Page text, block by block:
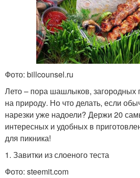
Фото: billcounsel.ru
Лето – пора шашлыков, загородных
на природу. Но что делать, если
нарезки уже надоели? Держи 20
интересных и удобных в
для пикника!
1. Завитки из слоеного теста
Фото: steemit.com